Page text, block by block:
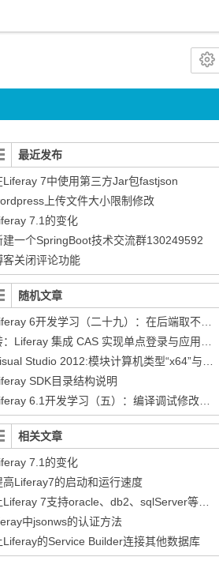
最近发布
Liferay 7中使用第三方Jar包fastjson
上传文件大小限制修改
7.1的变化
建一个SpringBoot技术交流群130249592
客关闭评论功能
随机文章
SDK目录结构说明
相关文章
7.1的变化
高Liferay7的启动和运行速度
中jsonws的认证方法
Liferay的Service Builder连接其他数据库